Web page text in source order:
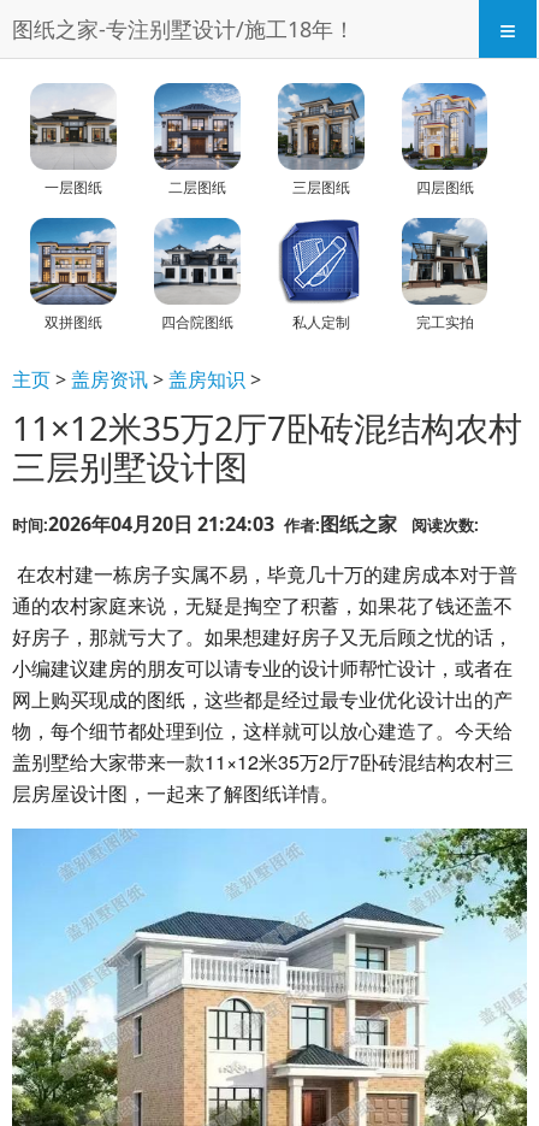
图纸之家-专注别墅设计/施工18年！ ≡
一层图纸 二层图纸 三层图纸 四层图纸
双拼图纸 四合院图纸 私人定制 完工实拍
主页>盖房资讯>盖房知识 >
11×12米35万2厅7卧砖混结构农村
三层别墅设计图
时间:2026年04月20日 21:24:03 作者:图纸之家 阅读次数:
在农村建一栋房子实属不易，毕竟几十万的建房成本对于普
通的农村家庭来说，无疑是掏空了积蓄，如果花了钱还盖不
好房子，那就亏大了。如果想建好房子又无后顾之忧的话，
小编建议建房的朋友可以请专业的设计师帮忙设计，或者在
网上购买现成的图纸，这些都是经过最专业优化设计出的产
物，每个细节都处理到位，这样就可以放心建造了。今天给
盖别墅给大家带来一款11×12米35万2厅7卧砖混结构农村三
层房屋设计图，一起来了解图纸详情。